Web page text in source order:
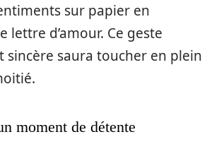
sur papier en
lettre d’amour. Ce geste
sincère saura toucher en plein
moment de détente